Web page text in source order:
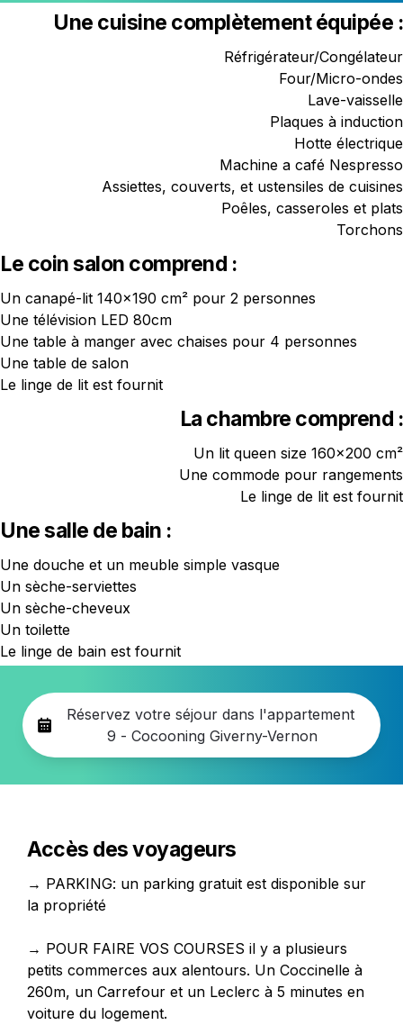
Une cuisine complètement équipée :
Réfrigérateur/Congélateur
Four/Micro-ondes
Lave-vaisselle
Plaques à induction
Hotte électrique
Machine a café Nespresso
Assiettes, couverts, et ustensiles de cuisines
Poêles, casseroles et plats
Torchons
Le coin salon comprend :
Un canapé-lit 140x190 cm² pour 2 personnes
Une table de salon
Le linge de lit est fournit
La chambre comprend :
Un lit queen size 160x200 cm²
Le linge de lit est fournit
Une salle de bain :
Une douche et un meuble simple vasque
Un sèche-serviettes
Un sèche-cheveux
Un toilette
Le linge de bain est fournit
Réservez votre séjour dans l'appartement
9 - Cocooning Giverny-Vernon
Accès des voyageurs
→ PARKING: un parking gratuit est disponible sur
la propriété
→ POUR FAIRE VOS COURSES il y a plusieurs
petits commerces aux alentours. Un Coccinelle à
260m, un Carrefour et un Leclerc à 5 minutes en